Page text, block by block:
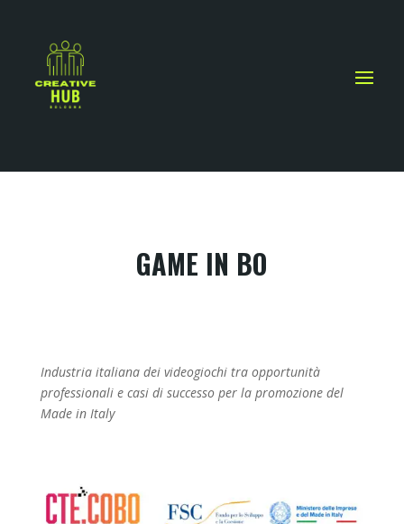
GAME IN BO
Industria italiana dei videogiochi tra opportunità
professionali e casi di successo per la promozione del
Made in Italy